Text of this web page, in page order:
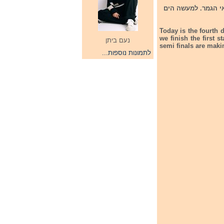
נעם ביתן
לתמונות נוספות...
הגמר. למעשה הים
Today is the fourth
we finish the first
semi finals are